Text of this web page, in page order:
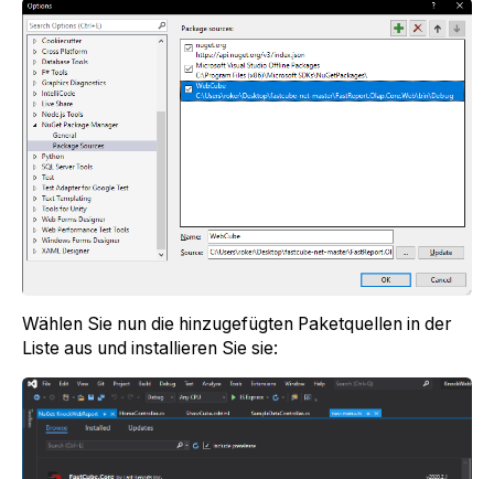
Wählen Sie nun die hinzugefügten Paketquellen in der
Liste aus und installieren Sie sie: